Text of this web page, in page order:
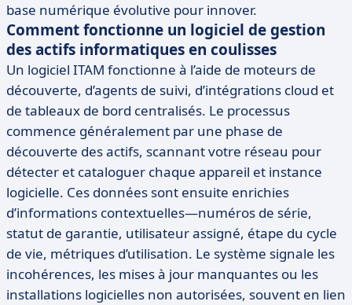
base numérique évolutive pour innover.
Comment fonctionne un logiciel de gestion
des actifs informatiques en coulisses
Un logiciel ITAM fonctionne à l’aide de moteurs de
découverte, d’agents de suivi, d’intégrations cloud et
de tableaux de bord centralisés. Le processus
commence généralement par une phase de
découverte des actifs, scannant votre réseau pour
détecter et cataloguer chaque appareil et instance
logicielle. Ces données sont ensuite enrichies
d’informations contextuelles—numéros de série,
statut de garantie, utilisateur assigné, étape du cycle
de vie, métriques d’utilisation. Le système signale les
incohérences, les mises à jour manquantes ou les
installations logicielles non autorisées, souvent en lien